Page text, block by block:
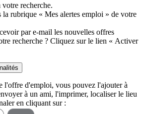
recherche.
la rubrique « Mes alertes emploi » de votre
par e-mail les nouvelles offres
recherche ? Cliquez sur le lien « Activer
l'offre d'emploi, vous pouvez l'ajouter à
à un ami, l'imprimer, localiser le lieu
en cliquant sur :